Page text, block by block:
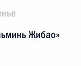
Жибао»